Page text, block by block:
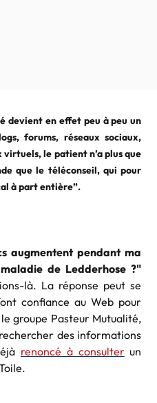
devient en effet peu à peu un
forums, réseaux sociaux,
le patient n’a plus que
que le téléconseil, qui pour
à part entière”.
augmentent pendant ma
de Ledderhose ?"
là. La réponse peut se
confiance au Web pour
groupe Pasteur Mutualité,
des informations
renoncé à consulterun